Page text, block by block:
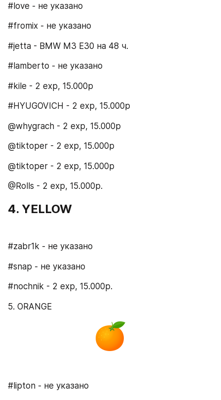
#love - не указано
#fromix - не указано
#jetta - BMW M3 E30 на 48 ч.
#lamberto - не указано
#kile - 2 exp, 15.000р
#HYUGOVICH - 2 exp, 15.000р
@whygrach - 2 exp, 15.000р
@tiktoper - 2 exp, 15.000р
@tiktoper - 2 exp, 15.000р
@Rolls - 2 exp, 15.000р.
4. YELLOW
#zabr1k - не указано
#snap - не указано
#nochnik - 2 exp, 15.000p.
5. ORANGE
#lipton - не указано